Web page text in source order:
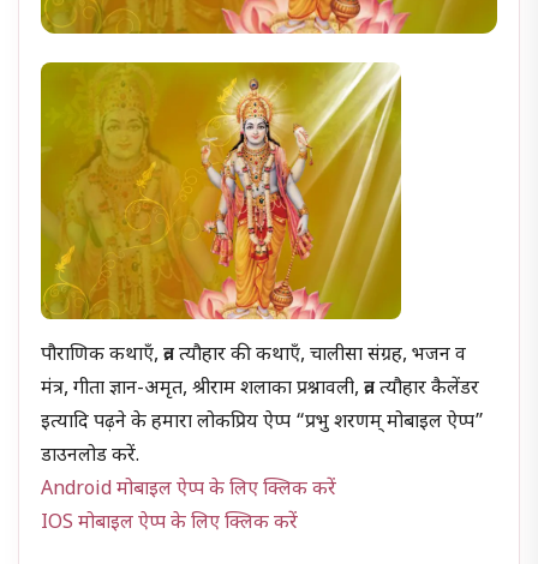
पौराणिक कथाएँ, व्रत त्यौहार की कथाएँ, चालीसा संग्रह, भजन व
मंत्र, गीता ज्ञान-अमृत, श्रीराम शलाका प्रश्नावली, व्रत त्यौहार कैलेंडर
इत्यादि पढ़ने के हमारा लोकप्रिय ऐप्प “प्रभु शरणम् मोबाइल ऐप्प”
डाउनलोड करें.
Android मोबाइल ऐप्प के लिए क्लिक करें
IOS मोबाइल ऐप्प के लिए क्लिक करें